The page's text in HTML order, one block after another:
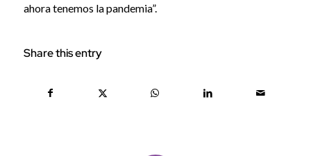
ahora tenemos la pandemia”.
Share this entry